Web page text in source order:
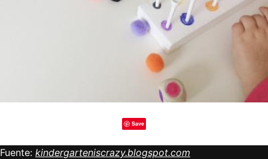
Save
Fuente: kindergarteniscrazy.blogspot.com